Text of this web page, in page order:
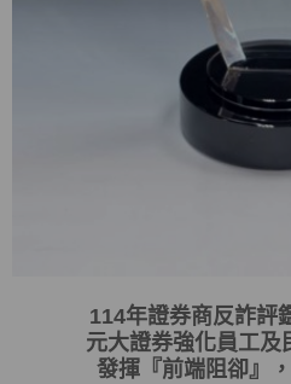
114年證券商反詐評
元大證券強化員工及
發揮 『 前端阻卻』